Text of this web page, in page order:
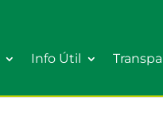
Info Útil